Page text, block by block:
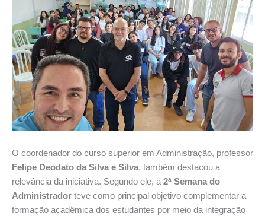
O coordenador do curso superior em Administração, professor
Felipe Deodato da Silva e Silva, também destacou a
relevância da iniciativa. Segundo ele, a2ª Semana do
Administrador teve como principal objetivo complementar a
formação acadêmica dos estudantes por meio da integração